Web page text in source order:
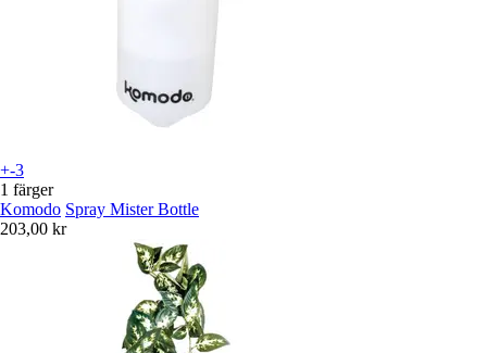
+-3
1 färger
Komodo Spray Mister Bottle
203,00 kr